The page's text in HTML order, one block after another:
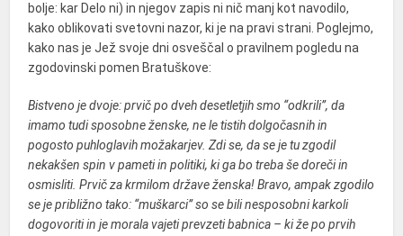
bolje: kar Delo ni) in njegov zapis ni nič manj kot navodilo,
kako oblikovati svetovni nazor, ki je na pravi strani. Poglejmo,
kako nas je Jež svoje dni osveščal o pravilnem pogledu na
zgodovinski pomen Bratuškove:
Bistveno je dvoje: prvič po dveh desetletjih smo “odkrili”, da
imamo tudi sposobne ženske, ne le tistih dolgočasnih in
pogosto puhloglavih možakarjev. Zdi se, da se je tu zgodil
nekakšen spin v pameti in politiki, ki ga bo treba še doreči in
osmisliti. Prvič za krmilom države ženska! Bravo, ampak zgodilo
se je približno tako: “muškarci” so se bili nesposobni karkoli
dogovoriti in je morala vajeti prevzeti babnica – ki že po prvih